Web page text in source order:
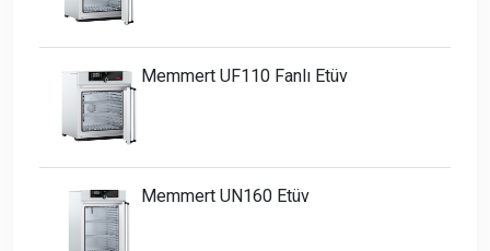
Memmert UF110 Fanlı Etüv
Memmert UN160 Etüv